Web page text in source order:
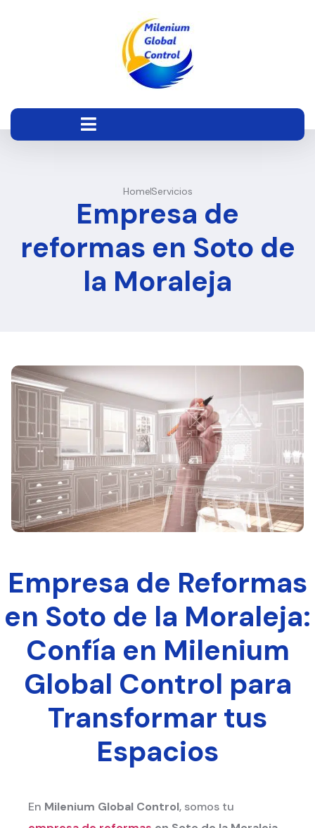
HomeServicios
Empresa de
reformas en Soto de
la Moraleja
Empresa de Reformas
en Soto de la Moraleja:
Confía en Milenium
Global Control para
Transformar tus
Espacios
En Milenium Global Control, somos tu